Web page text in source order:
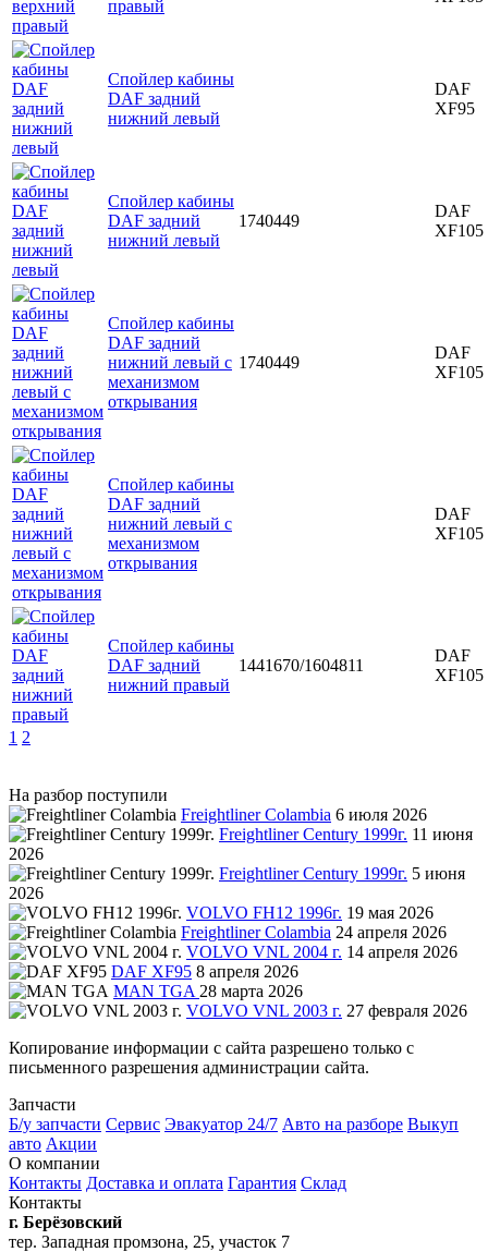
правый
Спойлер кабины
DAF задний
нижний левый
DAF
XF95
Спойлер кабины
DAF задний
нижний левый
1740449
DAF
XF105
Спойлер кабины
DAF задний
нижний левый с
механизмом
открывания
1740449
DAF
XF105
Спойлер кабины
DAF задний
нижний левый с
механизмом
открывания
DAF
XF105
Спойлер кабины
DAF задний
нижний правый
1441670/1604811
DAF
XF105
1 2
На разбор поступили
Freightliner Colambia 6 июля 2026
Freightliner Century 1999г. 11 июня
2026
Freightliner Century 1999г. 5 июня
2026
VOLVO FH12 1996г. 19 мая 2026
Freightliner Colambia 24 апреля 2026
VOLVO VNL 2004 г. 14 апреля 2026
DAF XF95 8 апреля 2026
MAN TGA 28 марта 2026
VOLVO VNL 2003 г. 27 февраля 2026
Копирование информации с сайта разрешено только с
письменного разрешения администрации сайта.
Запчасти
Б/у запчасти Сервис Эвакуатор 24/7 Авто на разборе Выкуп
авто Акции
О компании
Контакты Доставка и оплата Гарантия Склад
Контакты
г. Берёзовский
тер. Западная промзона, 25, участок 7